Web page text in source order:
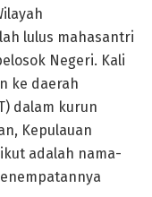
lulus mahasantri
Negeri. Kali
ke daerah
dalam kurun
Kepulauan
adalah nama-